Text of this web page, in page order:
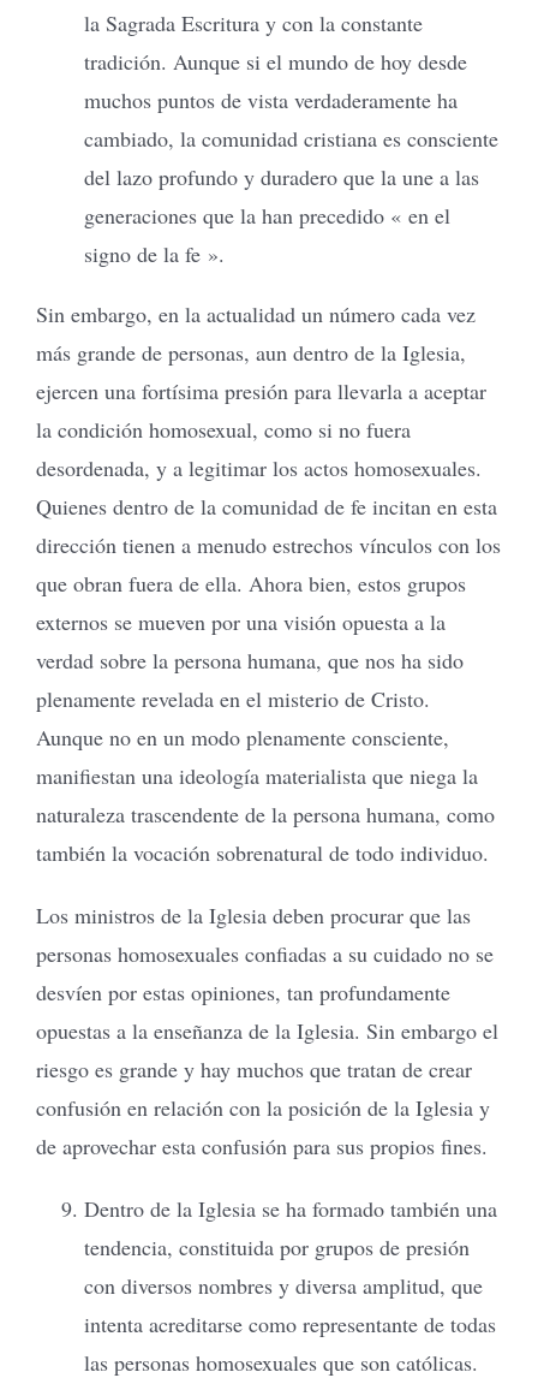
la Sagrada Escritura y con la constante
tradición. Aunque si el mundo de hoy desde
muchos puntos de vista verdaderamente ha
cambiado, la comunidad cristiana es consciente
del lazo profundo y duradero que la une a las
generaciones que la han precedido « en el
signo de la fe ».
Sin embargo, en la actualidad un número cada vez
más grande de personas, aun dentro de la Iglesia,
ejercen una fortísima presión para llevarla a aceptar
la condición homosexual, como si no fuera
desordenada, y a legitimar los actos homosexuales.
Quienes dentro de la comunidad de fe incitan en esta
dirección tienen a menudo estrechos vínculos con los
que obran fuera de ella. Ahora bien, estos grupos
externos se mueven por una visión opuesta a la
verdad sobre la persona humana, que nos ha sido
plenamente revelada en el misterio de Cristo.
Aunque no en un modo plenamente consciente,
manifiestan una ideología materialista que niega la
naturaleza trascendente de la persona humana, como
también la vocación sobrenatural de todo individuo.
Los ministros de la Iglesia deben procurar que las
personas homosexuales confiadas a su cuidado no se
desvíen por estas opiniones, tan profundamente
opuestas a la enseñanza de la Iglesia. Sin embargo el
riesgo es grande y hay muchos que tratan de crear
confusión en relación con la posición de la Iglesia y
de aprovechar esta confusión para sus propios fines.
Dentro de la Iglesia se ha formado también una
tendencia, constituida por grupos de presión
con diversos nombres y diversa amplitud, que
intenta acreditarse como representante de todas
las personas homosexuales que son católicas.